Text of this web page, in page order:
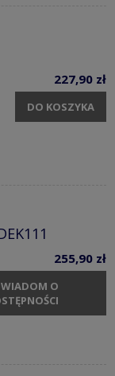
227,90 zł
DO KOSZYKA
255,90 zł
O